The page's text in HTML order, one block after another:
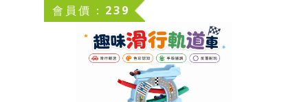
會員價：239